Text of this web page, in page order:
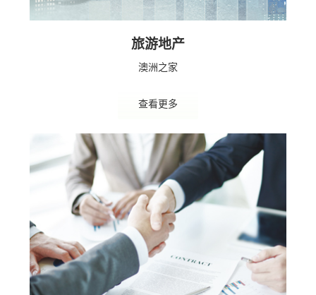
旅游地产
澳洲之家
查看更多